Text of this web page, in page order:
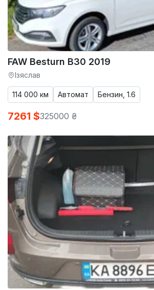
FAW Besturn B30 2019
Ізяслав
114 000 км Автомат Бензин, 1.6
7261 $325000 ₴